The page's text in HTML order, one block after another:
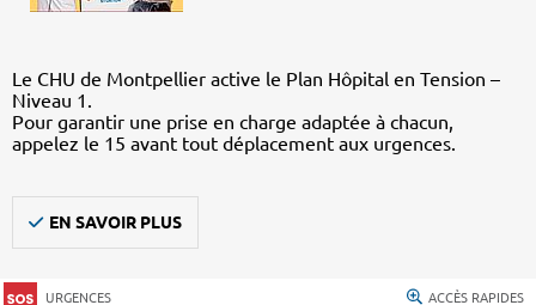
Le CHU de Montpellier active le Plan Hôpital en Tension –
Niveau 1.
Pour garantir une prise en charge adaptée à chacun,
appelez le 15 avant tout déplacement aux urgences.
EN SAVOIR PLUS
URGENCES ACCÈS RAPIDES